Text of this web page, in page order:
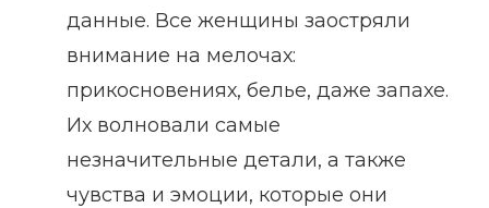
данные. Все женщины заостряли
внимание на мелочах:
прикосновениях, белье, даже запахе.
Их волновали самые
незначительные детали, а также
чувства и эмоции, которые они